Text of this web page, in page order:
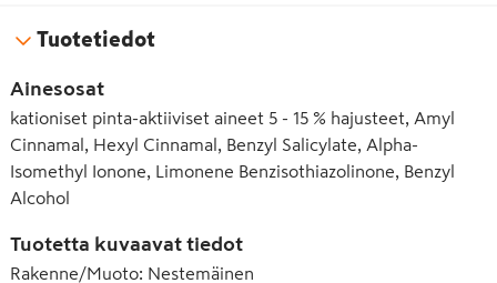
Tuotetiedot
Ainesosat
kationiset pinta-aktiiviset aineet 5 - 15 % hajusteet, Amyl
Cinnamal, Hexyl Cinnamal, Benzyl Salicylate, Alpha-
Isomethyl Ionone, Limonene Benzisothiazolinone, Benzyl
Alcohol
Tuotetta kuvaavat tiedot
Rakenne/Muoto: Nestemäinen